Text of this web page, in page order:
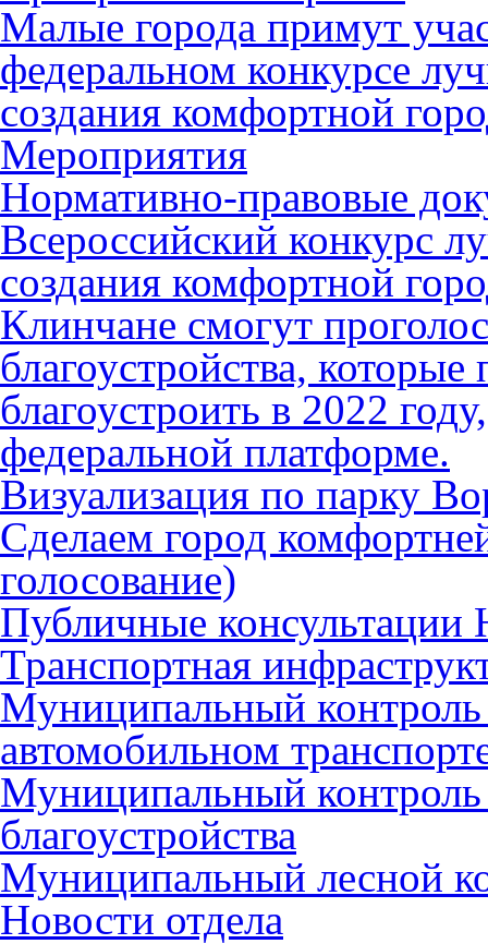
Малые города примут
федеральном конкурсе
создания комфортной
Мероприятия
Нормативно-правовые
Всероссийский конкурс
создания комфортной
Клинчане смогут
благоустройства, которые
благоустроить в 2022
федеральной платформе.
Визуализация по парку
Сделаем город
голосование)
Публичные
Транспортная
Муниципальный контроль
автомобильном
Муниципальный контроль
благоустройства
Муниципальный лесной
Новости отдела